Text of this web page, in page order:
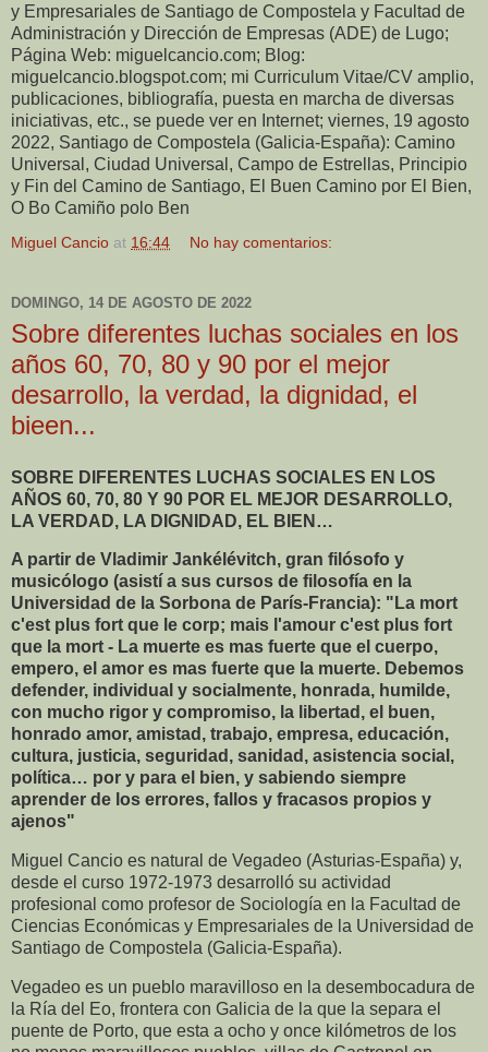
y Empresariales de Santiago de Compostela y Facultad de
Administración y Dirección de Empresas (ADE) de Lugo;
Página Web: miguelcancio.com; Blog:
miguelcancio.blogspot.com; mi Curriculum Vitae/CV amplio,
publicaciones, bibliografía, puesta en marcha de diversas
iniciativas, etc., se puede ver en Internet; viernes, 19 agosto
2022, Santiago de Compostela (Galicia-España): Camino
Universal, Ciudad Universal, Campo de Estrellas, Principio
y Fin del Camino de Santiago, El Buen Camino por El Bien,
O Bo Camiño polo Ben
Miguel Cancio at 16:44 No hay comentarios:
DOMINGO, 14 DE AGOSTO DE 2022
Sobre diferentes luchas sociales en los
años 60, 70, 80 y 90 por el mejor
desarrollo, la verdad, la dignidad, el
bieen...
SOBRE DIFERENTES LUCHAS SOCIALES EN LOS
AÑOS 60, 70, 80 Y 90 POR EL MEJOR DESARROLLO,
LA VERDAD, LA DIGNIDAD, EL BIEN…
A partir de Vladimir Jankélévitch, gran filósofo y
musicólogo (asistí a sus cursos de filosofía en la
Universidad de la Sorbona de París-Francia): "La mort
c'est plus fort que le corp; mais l'amour c'est plus fort
que la mort - La muerte es mas fuerte que el cuerpo,
empero, el amor es mas fuerte que la muerte. Debemos
defender, individual y socialmente, honrada, humilde,
con mucho rigor y compromiso, la libertad, el buen,
honrado amor, amistad, trabajo, empresa, educación,
cultura, justicia, seguridad, sanidad, asistencia social,
política… por y para el bien, y sabiendo siempre
aprender de los errores, fallos y fracasos propios y
ajenos"
Miguel Cancio es natural de Vegadeo (Asturias-España) y,
desde el curso 1972-1973 desarrolló su actividad
profesional como profesor de Sociología en la Facultad de
Ciencias Económicas y Empresariales de la Universidad de
Santiago de Compostela (Galicia-España).
Vegadeo es un pueblo maravilloso en la desembocadura de
la Ría del Eo, frontera con Galicia de la que la separa el
puente de Porto, que esta a ocho y once kilómetros de los